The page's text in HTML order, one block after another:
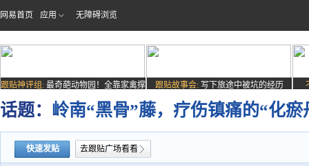
网易首页 应用 无障碍浏览
跟贴神评组: 最奇葩动物园！全靠家禽撑
场子
跟贴故事会: 写下旅途中被坑的经历
话题： 岭南“黑骨”藤，疗伤镇痛的“化
快速发贴 去跟贴广场看看